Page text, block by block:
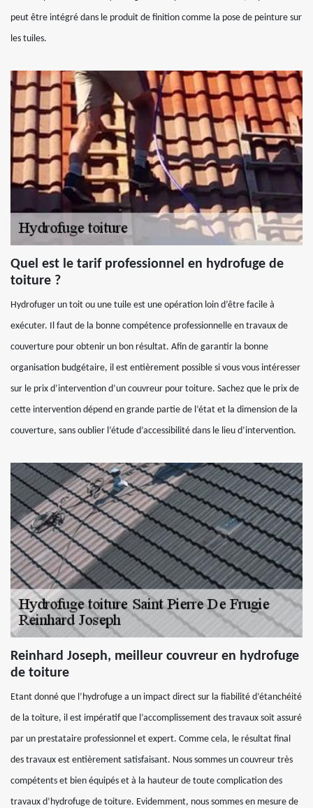
peut être intégré dans le produit de finition comme la pose de peinture sur
les tuiles.
Quel est le tarif professionnel en hydrofuge de
toiture ?
Hydrofuger un toit ou une tuile est une opération loin d’être facile à
exécuter. Il faut de la bonne compétence professionnelle en travaux de
couverture pour obtenir un bon résultat. Afin de garantir la bonne
organisation budgétaire, il est entièrement possible si vous vous intéresser
sur le prix d’intervention d’un couvreur pour toiture. Sachez que le prix de
cette intervention dépend en grande partie de l’état et la dimension de la
couverture, sans oublier l’étude d’accessibilité dans le lieu d’intervention.
Reinhard Joseph, meilleur couvreur en hydrofuge
de toiture
Etant donné que l’hydrofuge a un impact direct sur la fiabilité d’étanchéité
de la toiture, il est impératif que l’accomplissement des travaux soit assuré
par un prestataire professionnel et expert. Comme cela, le résultat final
des travaux est entièrement satisfaisant. Nous sommes un couvreur très
compétents et bien équipés et à la hauteur de toute complication des
travaux d’hydrofuge de toiture. Evidemment, nous sommes en mesure de